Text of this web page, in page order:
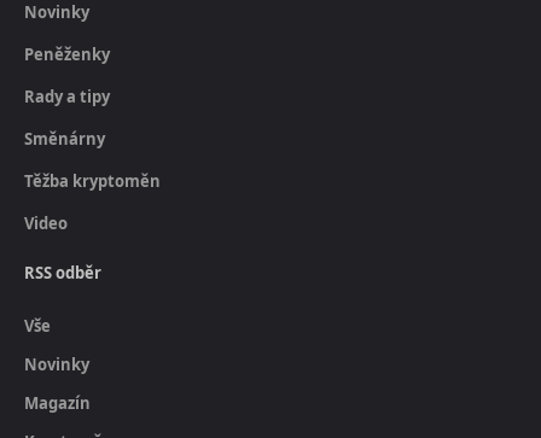
Novinky
Peněženky
Rady a tipy
Směnárny
Těžba kryptoměn
Video
RSS odběr
Vše
Novinky
Magazín